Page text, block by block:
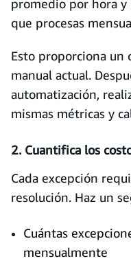
promedio por hora y
que procesas
Esto proporciona un
manual actual.
automatización,
mismas métricas y
2. Cuantifica los
Cada excepción
resolución. Haz un
Cuántas
mensualmente